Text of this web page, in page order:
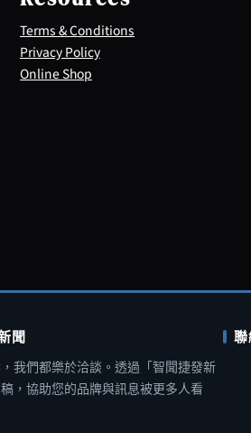
Terms & Conditions
Privacy Policy
Online Shop
聞
我們都樂於洽談。透過「智聞捷發新
，協助您的品牌與訊息被更多人看